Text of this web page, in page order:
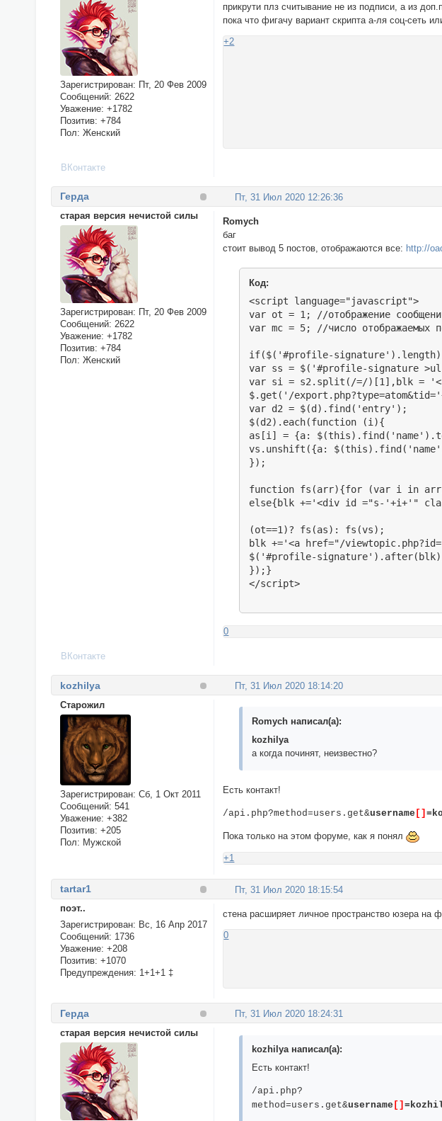
Зарегистрирован: Пт, 20 Фев 2009
Сообщений: 2622
Уважение: +1782
Позитив: +784
Пол: Женский
прикрути плз считывание не из подписи, а из
пока что фигачу вариант скрипта а-ля соц-сеть
+2
ВКонтакте
Пт, 31 Июл 2020 12:26:36
Герда
старая версия нечистой силы
Зарегистрирован: Пт, 20 Фев 2009
Сообщений: 2622
Уважение: +1782
Позитив: +784
Пол: Женский
Romych
баг
стоит вывод 5 постов, отображаются все: http://
Код:
<script language="javascript">
var ot = 1; //отображение
var mc = 5; //число отображаемых
if($('#profile-
var ss = $('#profile-signature
var si = s2.split(/=/)[1],blk =
$.get('/
var d2 = $(d).find('entry');
$(d2).each(function (i){
as[i] = {a:
vs.unshift({a:
});
function fs(arr){for (var i in
else{blk +='<div id ="s-'+i+'"
(ot==1)? fs(as): fs(vs);
blk +='<a href="/
$('#profile-
});}
</script>
0
ВКонтакте
Пт, 31 Июл 2020 18:14:20
kozhilya
Cтарожил
Зарегистрирован: Сб, 1 Окт 2011
Сообщений: 541
Уважение: +382
Позитив: +205
Пол: Мужской
Romych написал(а):
kozhilya
а когда починят, неизвестно?
Есть контакт!
/api.php?method=users.get&username []
Пока только на этом форуме, как я понял
+1
Пт, 31 Июл 2020 18:15:54
tartar1
поэт..
Зарегистрирован: Вс, 16 Апр 2017
Сообщений: 1736
Уважение: +208
Позитив: +1070
Предупреждения: 1+1+1 ‡
стена расширяет личное пространство юзера на
0
Пт, 31 Июл 2020 18:24:31
Герда
старая версия нечистой силы
kozhilya написал(а):
Есть контакт!
/api.php?
method=users.get&username []